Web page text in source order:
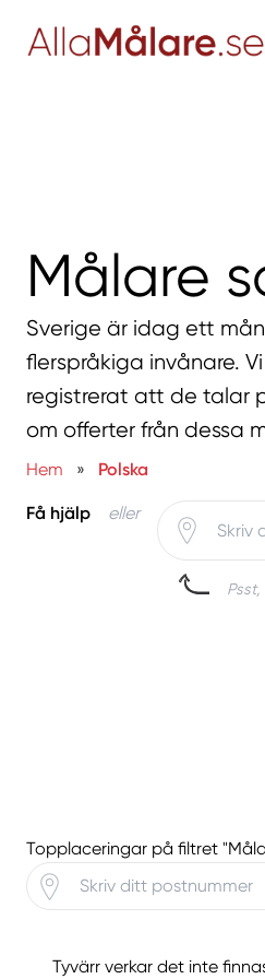
Målare
Sverige är idag ett
flerspråkiga invånare.
registrerat att de talar
om offerter från dessa
Hem » Polska
Få hjälp eller
Topplaceringar på filtret
Tyvärr verkar det inte